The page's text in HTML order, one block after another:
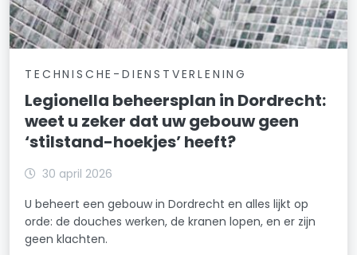
TECHNISCHE-DIENSTVERLENING
Legionella beheersplan in Dordrecht:
weet u zeker dat uw gebouw geen
‘stilstand-hoekjes’ heeft?
30 april 2026
U beheert een gebouw in Dordrecht en alles lijkt op
orde: de douches werken, de kranen lopen, en er zijn
geen klachten.